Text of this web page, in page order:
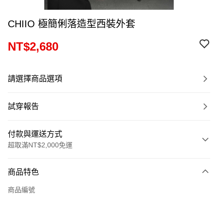
CHIIO 極簡俐落造型西裝外套
NT$2,680
請選擇商品選項
試穿報告
付款與運送方式
超取滿NT$2,000免運
信用卡一次付款
商品特色
商品編號